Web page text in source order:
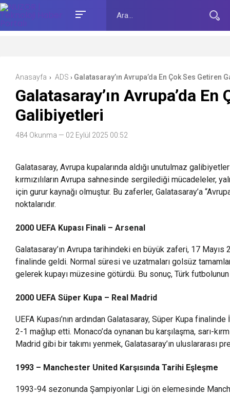
Anasayfa › ADS › Galatasaray’ın Avrupa’da En Çok Ses Getiren
Galatasaray’ın Avrupa’da
Galibiyetleri
484 Okunma — 02 Eylül 2025 00:52
Galatasaray, Avrupa kupalarında aldığı unutulmaz
kırmızılıların Avrupa sahnesinde sergilediği mücadeleler,
için gurur kaynağı olmuştur. Bu zaferler, Galatasaray’a
noktalarıdır.
2000 UEFA Kupası Finali – Arsenal
Galatasaray’ın Avrupa tarihindeki en büyük zaferi, 17 Mayıs
finalinde geldi. Normal süresi ve uzatmaları golsüz
gelerek kupayı müzesine götürdü. Bu sonuç, Türk
2000 UEFA Süper Kupa – Real Madrid
UEFA Kupası’nın ardından Galatasaray, Süper Kupa
2-1 mağlup etti. Monaco’da oynanan bu karşılaşma, sarı-
Madrid gibi bir takımı yenmek, Galatasaray’ın uluslararası
1993 – Manchester United Karşısında Tarihi Eşleşme
1993-94 sezonunda Şampiyonlar Ligi ön elemesinde